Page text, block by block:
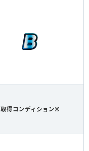
取得コンディション※